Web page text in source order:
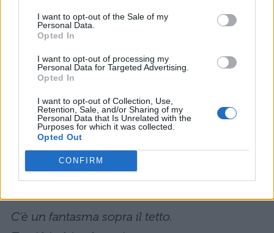
I want to opt-out of the Sale of my
Personal Data.
Opted In
I want to opt-out of processing my
Personal Data for Targeted Advertising.
Opted In
I want to opt-out of Collection, Use,
Retention, Sale, and/or Sharing of my
Personal Data that Is Unrelated with the
Purposes for which it was collected.
Opted Out
CONFIRM
Infine, occupiamoci anche dei più piccoli. Se
avete un fratellino o un cuginetto più piccolo
Halloween ma senza incutergli paura, ecco
diciamocelo, la festa di Halloween ci fa
ritornare un po’ tutti bambini…E allora sotto
con le filastrocche, per far vivere una notte
delle streghe spaventosamente divertente:
Dolcetto o Scherzetto
C’è un fantasma sopra il tetto.